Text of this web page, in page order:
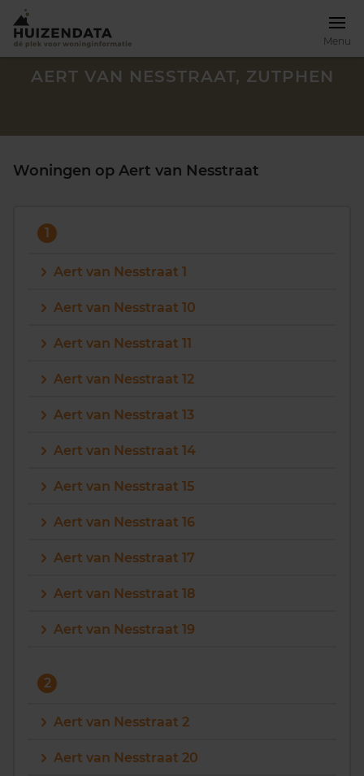
Menu
Maandag t/m vrijdag - 08:00 -18:00
AERT VAN NESSTRAAT, ZUTPHEN
Woningen op Aert van Nesstraat
1
Aert van Nesstraat 1
Aert van Nesstraat 10
Aert van Nesstraat 11
Aert van Nesstraat 12
Aert van Nesstraat 13
Aert van Nesstraat 14
Aert van Nesstraat 15
Aert van Nesstraat 16
Aert van Nesstraat 17
Aert van Nesstraat 18
Aert van Nesstraat 19
2
Aert van Nesstraat 2
Aert van Nesstraat 20